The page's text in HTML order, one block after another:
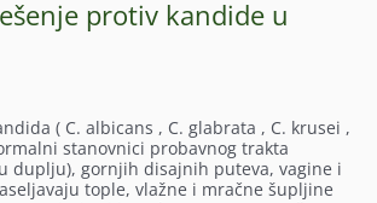
protiv kandide u
( C. albicans , C. glabrata , C. krusei ,
stanovnici probavnog trakta
duplju), gornjih disajnih puteva, vagine i
tople, vlažne i mračne šupljine